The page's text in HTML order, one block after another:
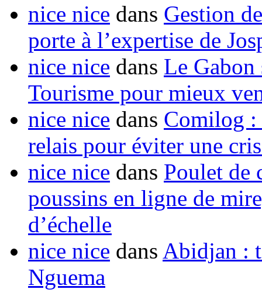
nice nice dans Gestion
porte à l’expertise de
nice nice dans Le Gabon
Tourisme pour mieux
nice nice dans Comilog :
relais pour éviter une
nice nice dans Poulet de
poussins en ligne de
d’échelle
nice nice dans Abidjan :
Nguema